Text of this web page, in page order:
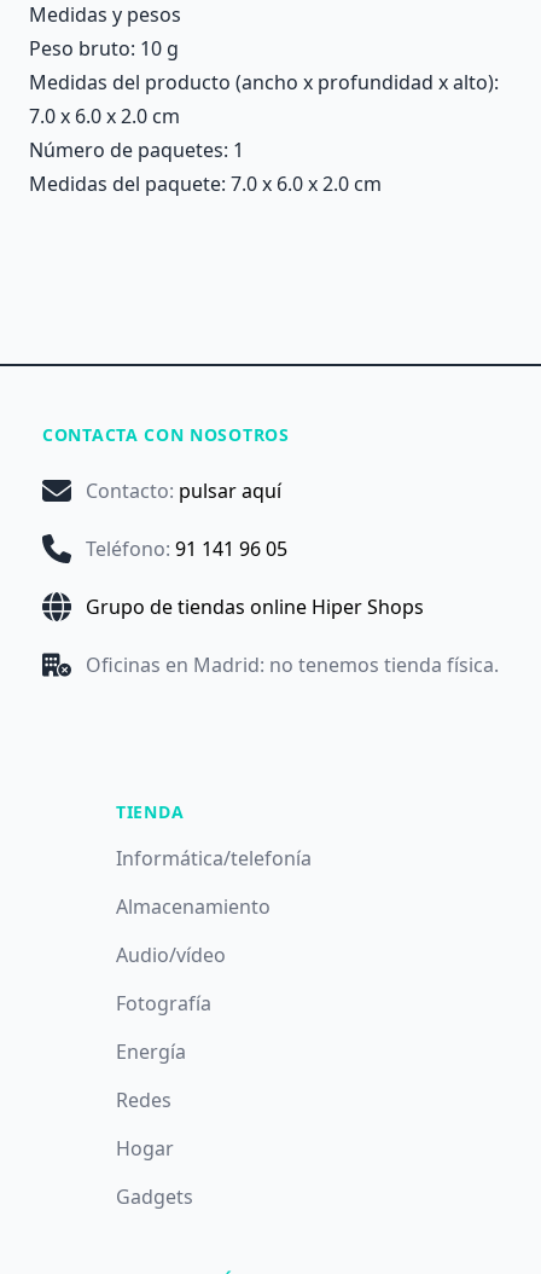
Medidas y pesos
Peso bruto: 10 g
Medidas del producto (ancho x profundidad x alto):
7.0 x 6.0 x 2.0 cm
Número de paquetes: 1
Medidas del paquete: 7.0 x 6.0 x 2.0 cm
CONTACTA CON NOSOTROS
Contacto: pulsar aquí
Teléfono: 91 141 96 05
Grupo de tiendas online Hiper Shops
Oficinas en Madrid: no tenemos tienda física.
TIENDA
Informática/telefonía
Almacenamiento
Audio/vídeo
Fotografía
Energía
Redes
Hogar
Gadgets